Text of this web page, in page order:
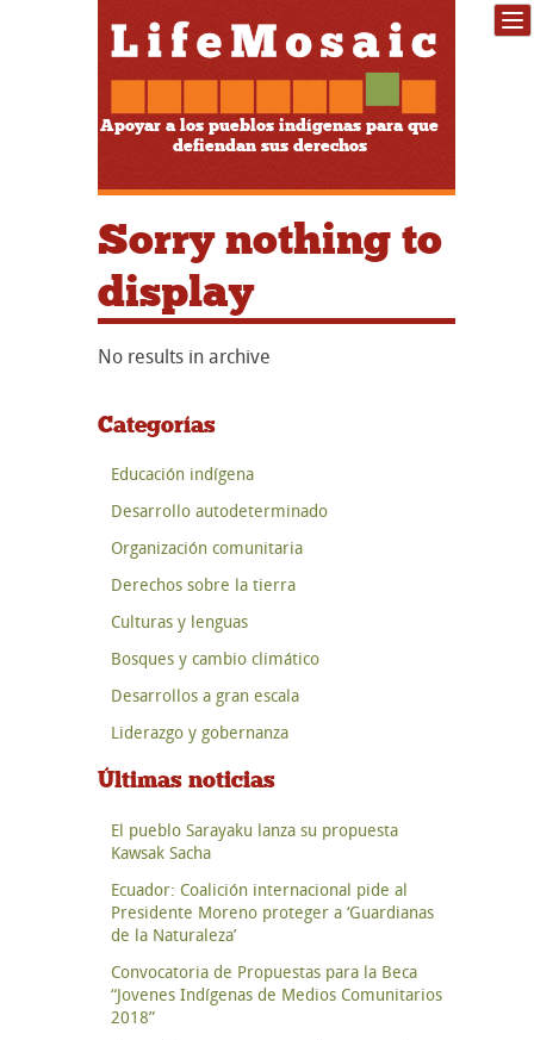
Apoyar a los pueblos indígenas para que
defiendan sus derechos
Sorry nothing to
display
No results in archive
Categorías
Educación indígena
Desarrollo autodeterminado
Organización comunitaria
Derechos sobre la tierra
Culturas y lenguas
Bosques y cambio climático
Desarrollos a gran escala
Liderazgo y gobernanza
Últimas noticias
El pueblo Sarayaku lanza su propuesta
Kawsak Sacha
Ecuador: Coalición internacional pide al
Presidente Moreno proteger a ‘Guardianas
de la Naturaleza’
Convocatoria de Propuestas para la Beca
“Jovenes Indígenas de Medios Comunitarios
2018”